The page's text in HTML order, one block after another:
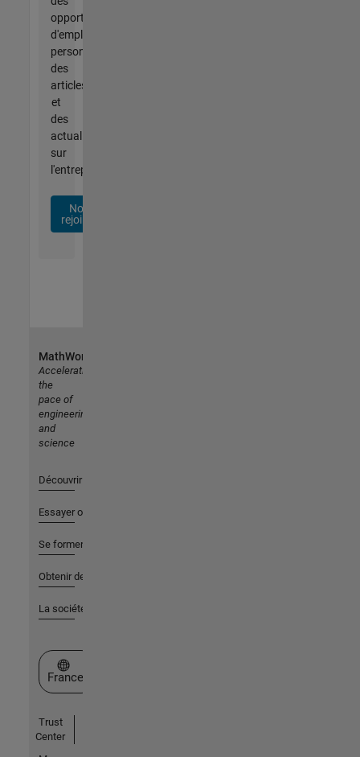
opportunités
d'emploi
personnalisées,
des
articles
et
des
actualités
sur
l'entreprise.
Nous
rejoindre
MathWorks
Accelerating
the
pace of
engineering
and
science
Découvrir les produits
Essayer ou acheter
Se former
Obtenir de l'aide
La société
Sélectionner un site web
France
Trust
Center